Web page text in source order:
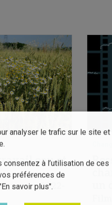
eau et
2022-
analyser le trafic sur le site et
consentez à l’utilisation de ces
préférences de
savoir plus".